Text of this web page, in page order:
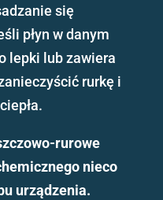
się
płyn w danym
lepki lub zawiera
rurkę i
rurowe
nieco
urządzenia.